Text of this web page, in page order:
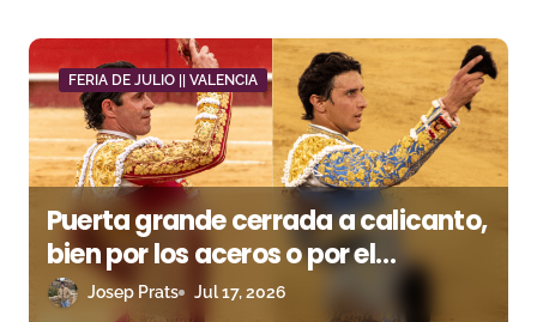
FERIA DE JULIO || VALENCIA
Puerta grande cerrada a calicanto,
bien por los aceros o por el
buenhacer de presidencia
Josep Prats Jul 17, 2026